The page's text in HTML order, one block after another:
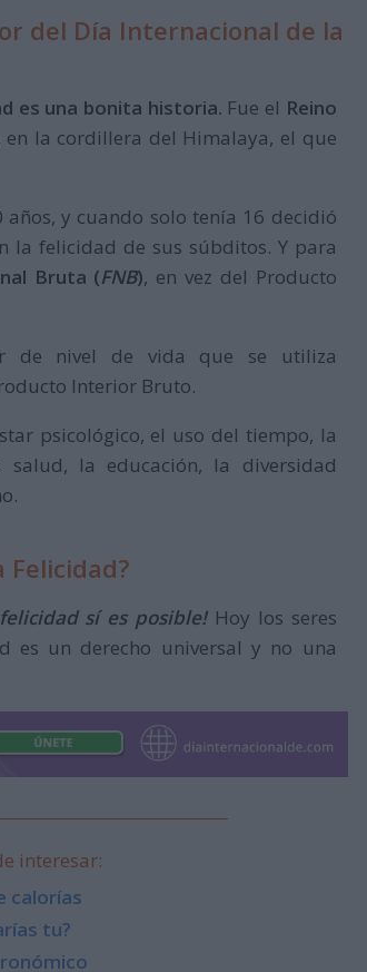
del Día Internacional de la
es una bonita historia. Fue el Reino
la cordillera del Himalaya, el que
y cuando solo tenía 16 decidió
la felicidad de sus súbditos. Y para
Bruta (FNB), en vez del Producto
de nivel de vida que se utiliza
Interior Bruto.
psicológico, el uso del tiempo, la
la educación, la diversidad
Felicidad?
sí es posible!Hoy los seres
es un derecho universal y no una
interesar:
calorías
tu?